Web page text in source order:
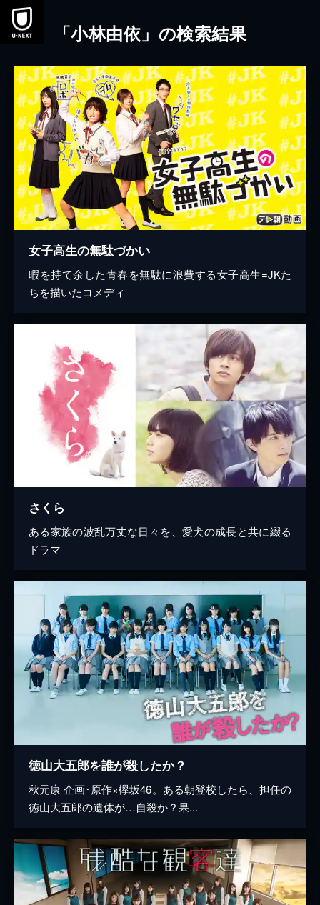
本文へスキップ
「小林由依」の検索結果
女子高生の無駄づかい
暇を持て余した青春を無駄に浪費する女子高生=JKた
ちを描いたコメディ
さくら
ある家族の波乱万丈な日々を、愛犬の成長と共に綴る
ドラマ
徳山大五郎を誰が殺したか？
秋元康 企画･原作×欅坂46。ある朝登校したら、担任の
徳山大五郎の遺体が…自殺か？果...